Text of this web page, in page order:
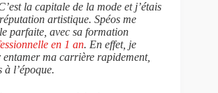
la capitale de la mode et j’étais
artistique. Spéos me
parfaite, avec sa formation
en 1 an. En effet, je
ma carrière rapidement,
à l’époque.